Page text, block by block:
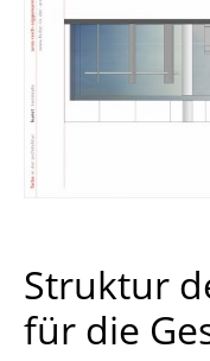
Struktur
für die